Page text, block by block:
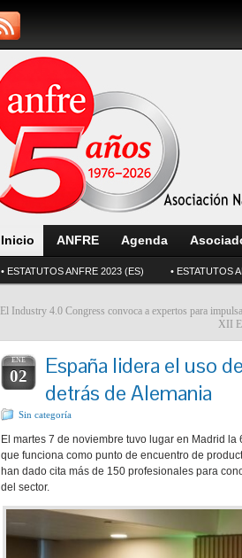
Inicio ANFRE Agenda
• ESTATUTOS ANFRE 2023 (ES) • ESTATUTOS
El Industry 4.0 Congress convoca a expertos para
XII
ENE
02
España lidera el uso
detrás de Alemania
Sin categoría
El martes 7 de noviembre tuvo lugar en Madrid
que funciona como punto de encuentro de
han dado cita más de 150 profesionales para
del sector.